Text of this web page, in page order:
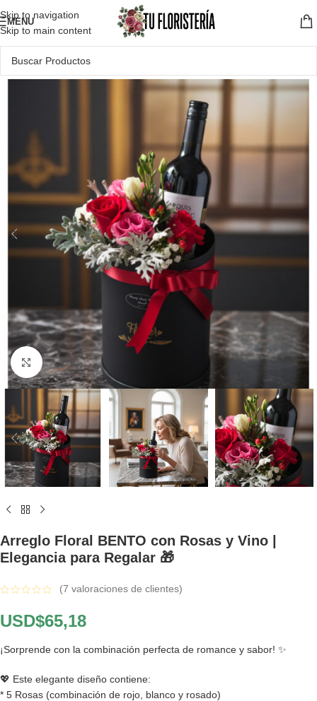
Skip to navigation
Skip to main content
MENU
Click to enlarge
Arreglo Floral BENTO con Rosas y Vino |
Elegancia para Regalar 🎁
(7 valoraciones de clientes)
USD$65,18
¡Sorprende con la combinación perfecta de romance y sabor! ✨
💖 Este elegante diseño contiene:
* 5 Rosas (combinación de rojo, blanco y rosado)